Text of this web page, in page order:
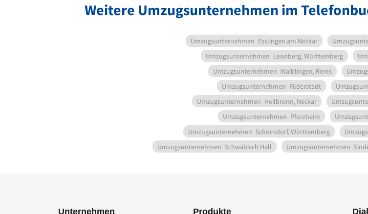
Weitere Umzugsunternehmen im
Umzugsunternehmen Esslingen am Neckar
Umzugsunternehmen Leonberg, Württemberg
Umzugsunternehmen Waiblingen, Rems
Umzugsunternehmen Filderstadt
Umzugsunternehmen Heilbronn, Neckar
Umzugsunternehmen Pforzheim
Umzugsunternehmen Schorndorf, Württemberg
Umzugsunternehmen Schwäbisch Hall Umzugsunternehmen
Unternehmen Produkte